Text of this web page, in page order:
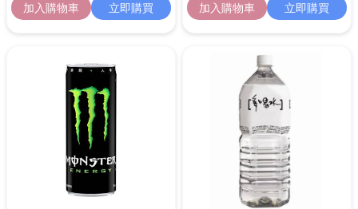
加入購物車 立即購買 加入購物車 立即購買